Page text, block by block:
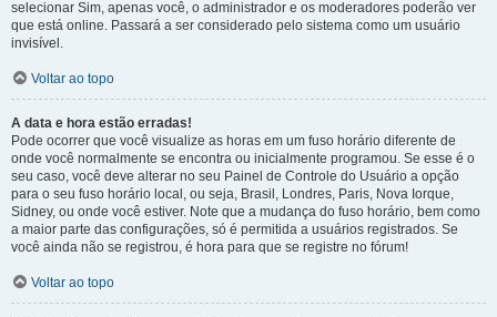
selecionar Sim, apenas você, o administrador e os moderadores poderão ver
que está online. Passará a ser considerado pelo sistema como um usuário
invisível.
Voltar ao topo
A data e hora estão erradas!
Pode ocorrer que você visualize as horas em um fuso horário diferente de
onde você normalmente se encontra ou inicialmente programou. Se esse é o
seu caso, você deve alterar no seu Painel de Controle do Usuário a opção
para o seu fuso horário local, ou seja, Brasil, Londres, Paris, Nova Iorque,
Sidney, ou onde você estiver. Note que a mudança do fuso horário, bem como
a maior parte das configurações, só é permitida a usuários registrados. Se
você ainda não se registrou, é hora para que se registre no fórum!
Voltar ao topo